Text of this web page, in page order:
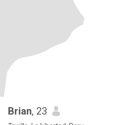
Brian, 23